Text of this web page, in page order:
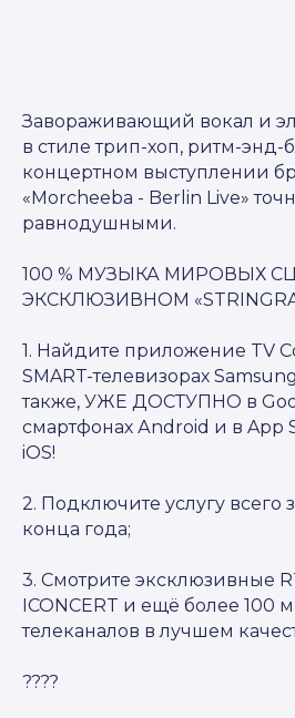
Завораживающий вокал и
в стиле трип-хоп, ритм-энд-
концертном выступлении
«Morcheeba - Berlin Live»
равнодушными.
100 % МУЗЫКА МИРОВЫХ
ЭКСКЛЮЗИВНОМ
1. Найдите приложение TV
SMART-телевизорах
также, УЖЕ ДОСТУПНО в
смартфонах Аndroid и в App
iOS!
2. Подключите услугу всего
конца года;
3. Смотрите эксклюзивные
ICONCERT и ещё более 100
телеканалов в лучшем
????